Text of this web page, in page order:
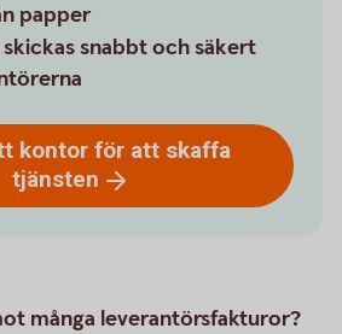
papper
snabbt och säkert
kontor för att skaffa
tjänsten
många leverantörsfakturor?